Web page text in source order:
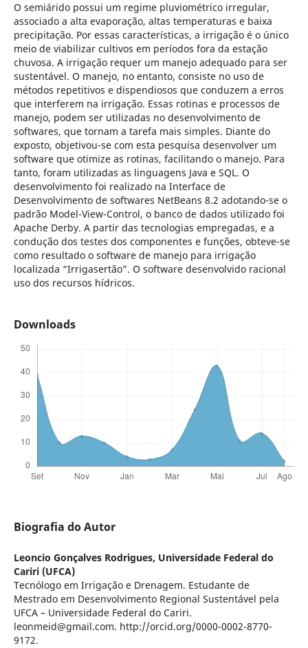
O semiárido possui um regime pluviométrico irregular,
associado a alta evaporação, altas temperaturas e baixa
precipitação. Por essas características, a irrigação é o único
meio de viabilizar cultivos em períodos fora da estação
chuvosa. A irrigação requer um manejo adequado para ser
sustentável. O manejo, no entanto, consiste no uso de
métodos repetitivos e dispendiosos que conduzem a erros
que interferem na irrigação. Essas rotinas e processos de
manejo, podem ser utilizadas no desenvolvimento de
softwares, que tornam a tarefa mais simples. Diante do
exposto, objetivou-se com esta pesquisa desenvolver um
software que otimize as rotinas, facilitando o manejo. Para
tanto, foram utilizadas as linguagens Java e SQL. O
desenvolvimento foi realizado na Interface de
Desenvolvimento de softwares NetBeans 8.2 adotando-se o
padrão Model-View-Control, o banco de dados utilizado foi
Apache Derby. A partir das tecnologias empregadas, e a
condução dos testes dos componentes e funções, obteve-se
como resultado o software de manejo para irrigação
localizada “Irrigasertão”. O software desenvolvido racional
uso dos recursos hídricos.
Downloads
Biografia do Autor
Leoncio Gonçalves Rodrigues, Universidade Federal do
Cariri (UFCA)
Tecnólogo em Irrigação e Drenagem. Estudante de
Mestrado em Desenvolvimento Regional Sustentável pela
UFCA – Universidade Federal do Cariri.
leonmeid@gmail.com. http://orcid.org/0000-0002-8770-
9172.